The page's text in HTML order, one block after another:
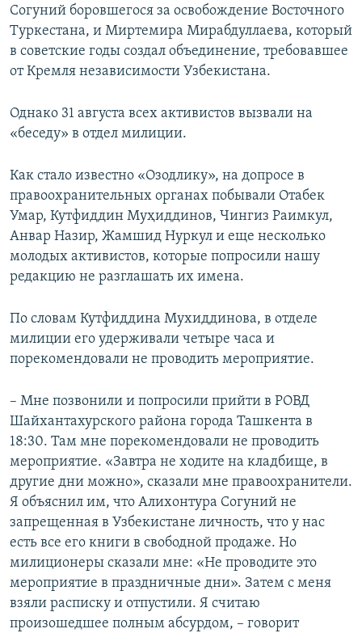
Согуний боровшегося за освобождение Восточного
Туркестана, и Миртемира Мирабдуллаева, который
в советские годы создал объединение, требовавшее
от Кремля независимости Узбекистана.
Однако 31 августа всех активистов вызвали на
«беседу» в отдел милиции.
Как стало известно «Озодлику», на допросе в
правоохранительных органах побывали Отабек
Умар, Кутфиддин Муҳиддинов, Чингиз Раимкул,
Анвар Назир, Жамшид Нуркул и еще несколько
молодых активистов, которые попросили нашу
редакцию не разглашать их имена.
По словам Кутфиддина Мухиддинова, в отделе
милиции его удерживали четыре часа и
порекомендовали не проводить мероприятие.
– Мне позвонили и попросили прийти в РОВД
Шайхантахурского района города Ташкента в
18:30. Там мне порекомендовали не проводить
мероприятие. «Завтра не ходите на кладбище, в
другие дни можно», сказали мне правоохранители.
Я объяснил им, что Алихонтура Согуний не
запрещенная в Узбекистане личность, что у нас
есть все его книги в свободной продаже. Но
милиционеры сказали мне: «Не проводите это
мероприятие в праздничные дни». Затем с меня
взяли расписку и отпустили. Я считаю
произошедшее полным абсурдом, – говорит